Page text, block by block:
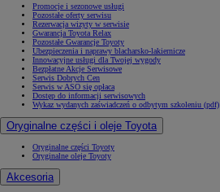
Promocje i sezonowe usługi
Pozostałe oferty serwisu
Rezerwacja wizyty w serwisie
Gwarancja Toyota Relax
Pozostałe Gwarancje Toyoty
Ubezpieczenia i naprawy blacharsko-lakiernicze
Innowacyjne usługi dla Twojej wygody
Bezpłatne Akcje Serwisowe
Serwis Dobrych Cen
Serwis w ASO się opłaca
Dostęp do informacji serwisowych
Wykaz wydanych zaświadczeń o odbytym szkoleniu (pdf)
Oryginalne części i oleje Toyota
Oryginalne części Toyoty
Oryginalne oleje Toyoty
Akcesoria